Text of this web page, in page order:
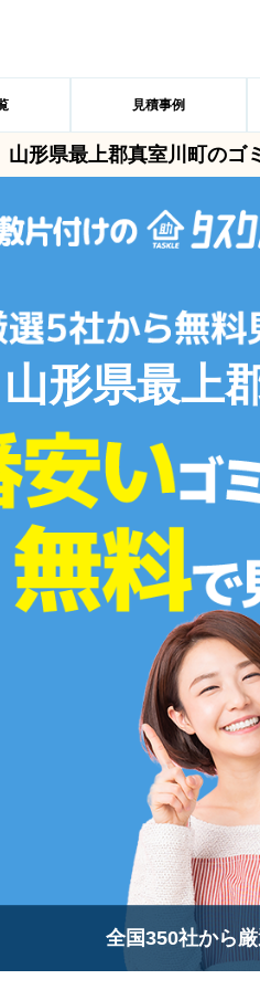
見積事例
山形県最上郡真室川町のゴ
山形県最上
全国350社から